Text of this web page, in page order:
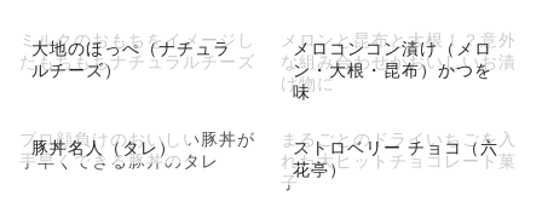
大地のほっぺ（ナチュラ
ルチーズ）
ミルクのおもちをイメージし
たもちもちナチュラルチーズ
メロコンコン漬け（メロ
ン・大根・昆布）かつを
味
メロンと昆布と大根！？意外
な組み合わせがおいしいお漬
け物に
豚丼名人（タレ）
プロ顔負けのおいしい豚丼が
手早くできる豚丼のタレ
ストロベリー チョコ（六
花亭）
まるごとのドライいちごを入
れた大ヒットチョコレート菓
子